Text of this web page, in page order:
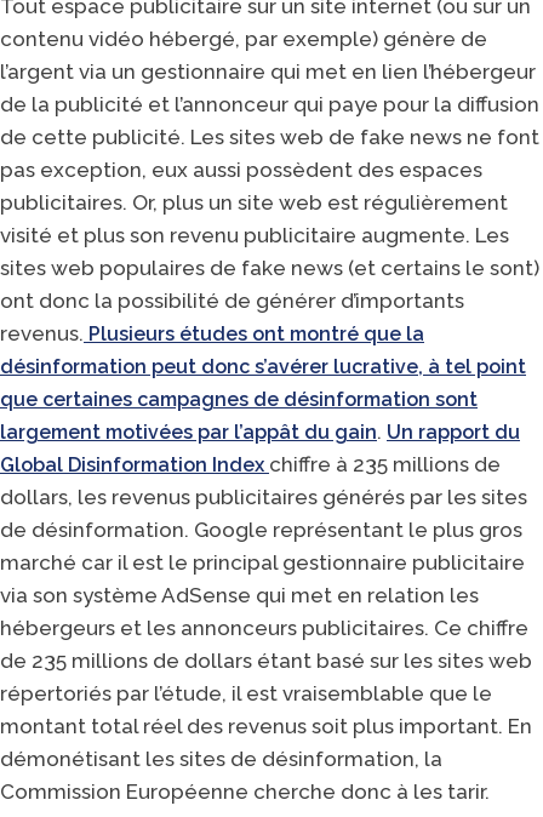
Tout espace publicitaire sur un site internet (ou sur un
contenu vidéo hébergé, par exemple) génère de
l’argent via un gestionnaire qui met en lien l’hébergeur
de la publicité et l’annonceur qui paye pour la diffusion
de cette publicité. Les sites web de fake news ne font
pas exception, eux aussi possèdent des espaces
publicitaires. Or, plus un site web est régulièrement
visité et plus son revenu publicitaire augmente. Les
sites web populaires de fake news (et certains le sont)
ont donc la possibilité de générer d’importants
revenus. Plusieurs études ont montré que la
désinformation peut donc s’avérer lucrative, à tel point
que certaines campagnes de désinformation sont
largement motivées par l’appât du gain. Un rapport du
Global Disinformation Index chiffre à 235 millions de
dollars, les revenus publicitaires générés par les sites
de désinformation. Google représentant le plus gros
marché car il est le principal gestionnaire publicitaire
via son système AdSense qui met en relation les
hébergeurs et les annonceurs publicitaires. Ce chiffre
de 235 millions de dollars étant basé sur les sites web
répertoriés par l’étude, il est vraisemblable que le
montant total réel des revenus soit plus important. En
démonétisant les sites de désinformation, la
Commission Européenne cherche donc à les tarir.